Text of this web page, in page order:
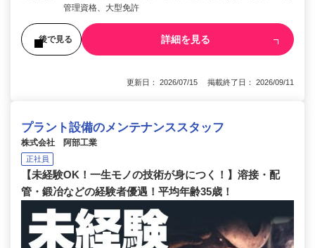
管理資格、大型免許
後で見る 詳細を見る
更新日： 2026/07/15 掲載終了日： 2026/09/11
プラント設備のメンテナンススタッフ
株式会社 阿部工業
正社員
【未経験OK！一生モノの技術が身につく！】溶接・配
管・鍛冶などの経験者優遇！平均年齢35歳！